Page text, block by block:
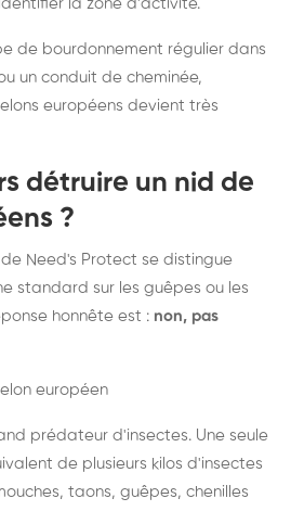
la zone d'activité.
de bourdonnement régulier dans
un conduit de cheminée,
européens devient très
détruire un nid de
?
Need's Protect se distingue
standard sur les guêpes ou les
honnête est : non, pas
européen
prédateur d'insectes. Une seule
de plusieurs kilos d'insectes
taons, guêpes, chenilles